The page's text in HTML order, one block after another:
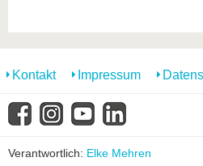
Kontakt Impressum
Verantwortlich: Elke Mehren